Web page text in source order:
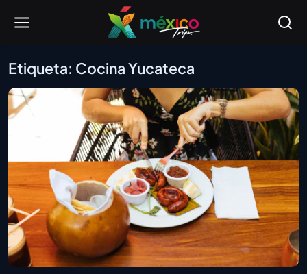
Etiqueta: Cocina Yucateca